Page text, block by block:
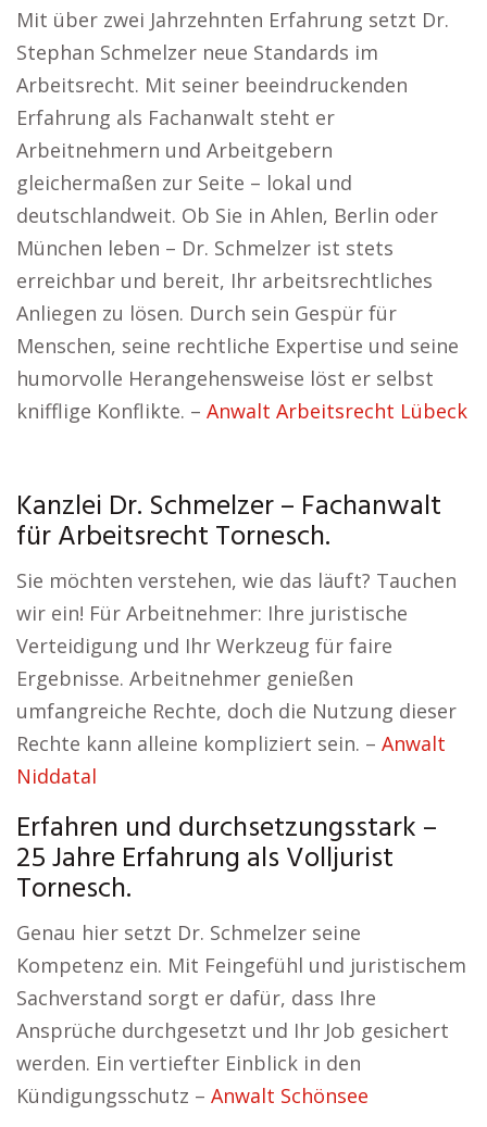
Mit über zwei Jahrzehnten Erfahrung setzt Dr.
Stephan Schmelzer neue Standards im
Arbeitsrecht. Mit seiner beeindruckenden
Erfahrung als Fachanwalt steht er
Arbeitnehmern und Arbeitgebern
gleichermaßen zur Seite – lokal und
deutschlandweit. Ob Sie in Ahlen, Berlin oder
München leben – Dr. Schmelzer ist stets
erreichbar und bereit, Ihr arbeitsrechtliches
Anliegen zu lösen. Durch sein Gespür für
Menschen, seine rechtliche Expertise und seine
humorvolle Herangehensweise löst er selbst
knifflige Konflikte. – Anwalt Arbeitsrecht Lübeck
Kanzlei Dr. Schmelzer – Fachanwalt
für Arbeitsrecht Tornesch.
Sie möchten verstehen, wie das läuft? Tauchen
wir ein! Für Arbeitnehmer: Ihre juristische
Verteidigung und Ihr Werkzeug für faire
Ergebnisse. Arbeitnehmer genießen
umfangreiche Rechte, doch die Nutzung dieser
Rechte kann alleine kompliziert sein. – Anwalt
Niddatal
Erfahren und durchsetzungsstark –
25 Jahre Erfahrung als Volljurist
Tornesch.
Genau hier setzt Dr. Schmelzer seine
Kompetenz ein. Mit Feingefühl und juristischem
Sachverstand sorgt er dafür, dass Ihre
Ansprüche durchgesetzt und Ihr Job gesichert
werden. Ein vertiefter Einblick in den
Kündigungsschutz – Anwalt Schönsee